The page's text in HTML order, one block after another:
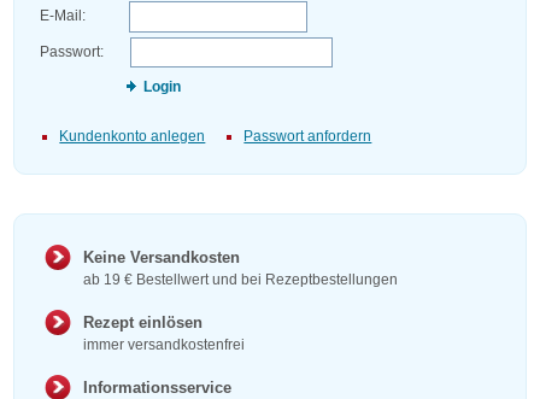
E-Mail:
Passwort:
Login
Kundenkonto anlegen Passwort anfordern
Keine Versandkosten
ab 19 € Bestellwert und bei Rezeptbestellungen
Rezept einlösen
immer versandkostenfrei
Informationsservice